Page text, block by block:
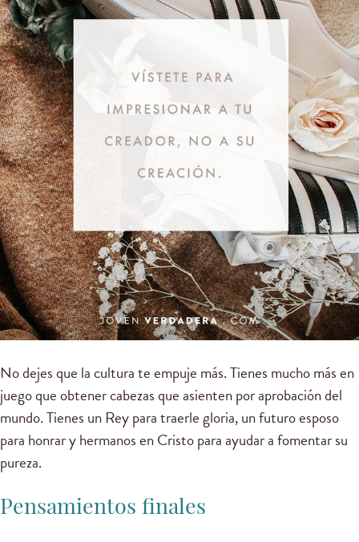
No dejes que la cultura te empuje más. Tienes mucho más en
juego que obtener cabezas que asienten por aprobación del
mundo. Tienes un Rey para traerle gloria, un futuro esposo
para honrar y hermanos en Cristo para ayudar a fomentar su
pureza.
Pensamientos finales